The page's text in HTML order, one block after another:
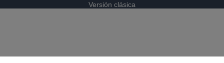
Versión clásica